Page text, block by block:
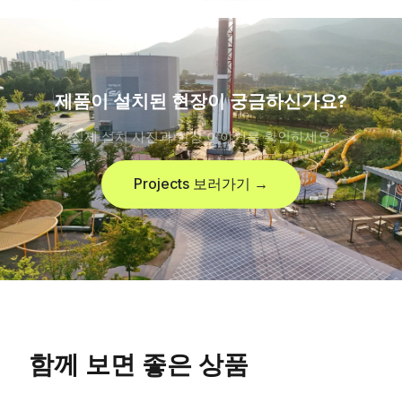
제품이 설치된 현장이 궁금하신가요?
실제 설치 사진과 현장 이야기를 확인하세요
Projects 보러가기 →
함께 보면 좋은 상품